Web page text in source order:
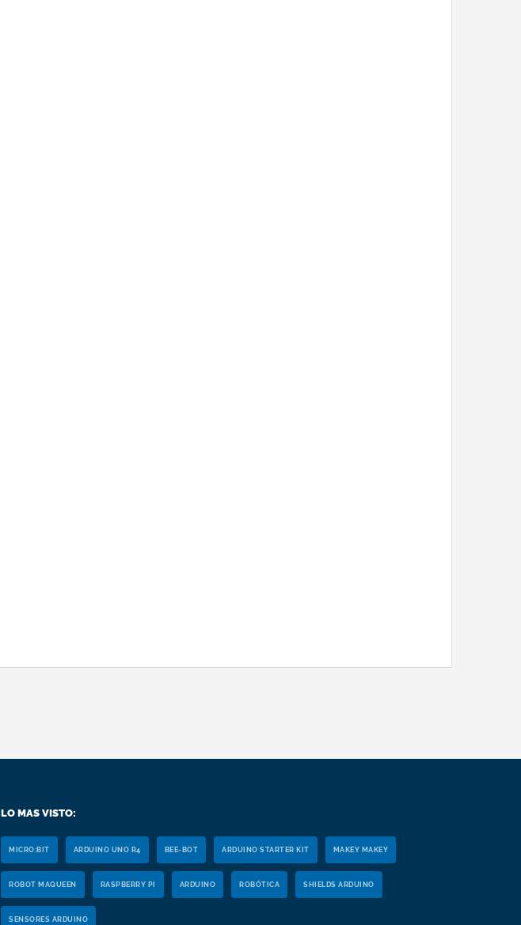
LO MAS VISTO:
MICRO:BIT ARDUINO UNO R4 BEE-BOT ARDUINO STARTER KIT MAKEY MAKEY
ROBOT MAQUEEN RASPBERRY PI ARDUINO ROBÓTICA SHIELDS ARDUINO
SENSORES ARDUINO